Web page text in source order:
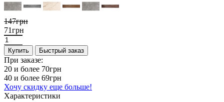
147грн
71грн
Купить Быстрый заказ
При заказе:
20 и более 70грн
40 и более 69грн
Хочу скидку еще больше!
Характеристики